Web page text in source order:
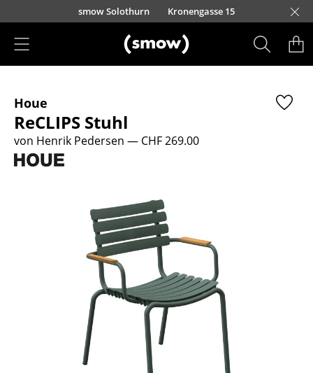
Direkt zum Inhaltsmow Solothurn Kronengasse 15
Sitzmöbel
Esszimmerstühle
Sofas
Loungesessel
Freischwinger
Bänke & Liegen
Houe
ReCLIPS Stuhl
von Henrik Pedersen — CHF 269.00